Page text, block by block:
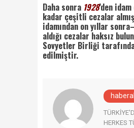
Daha sonra 1928’den
kadar çeşitli cezalar
idamından on yıllar sonra–
aldığı cezalar haksız
Sovyetler Birliği
edilmiştir.
haberal
HERKES